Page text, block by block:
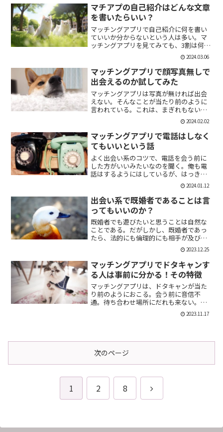
そんな時に、相手を気付つけずいかに波
風立てずに振るか。遊び人...
マチアプの自己紹介はどんな文章
を書いたらいい？
マッチングアプリで自己紹介に何を書い
ていいか分からないという人は多い。マ
ッチングアプリを見てみても、3割は何も
書いていない人がいる。なかには、何を
書いていいか分かりませんー。とだけ書
いている人も。なので、今回の記事はマ
チアプのプロフィールの...
2024.03.06
マッチングアプリで顔写真無しで
出会えるのか試してみた
マッチングアプリは写真が無ければ出会
えない。そんなことが当たり前のように
言われている。これは、まぎれもない事
実だと思う。自分が使う時に写真を載せ
ていない人は無視するし、相手をするに
しても適当にあしらう。写真無しで出会
えるのは、お金が発生する...
2024.02.02
マッチングアプリで電話はしなく
てもいいという話
よく出会い系のコツで、電話を会う前に
した方がいいみたいなのを聞く。俺も電
話はするようにはしているが、はっきり
言っちゃうと電話なんていらない。よっ
ぽど話術や声に自信ある人だけすればい
いと思っている。では、その理由を語っ
ていこう。電話を嫌がる人...
2024.01.12
出会い系で既婚者であることは言
ってもいいのか？
既婚者でも遊びたいと思うことは自然な
ことである。だがしかし、既婚者であっ
たら、法的にも倫理的にも相手が及び腰
になることは明らかだ。では、既婚者で
あることを言わない方がいいのか。否、
それは違う。既婚者であることを伝える
メリット出会い系で既婚者...
2023.12.25
マッチングアプリでドタキャンす
る人は事前に分かる！その特徴
マッチングアプリは、ドタキャンが当た
り前のようにおこる。会う前に音信不
通。待ち合わせ場所にだれも来ない。そ
んなの普通だ。迷惑な話だが、このドタ
キャン野郎どもは見分けることができ
2023.11.17
次のページ
1 2 8
次